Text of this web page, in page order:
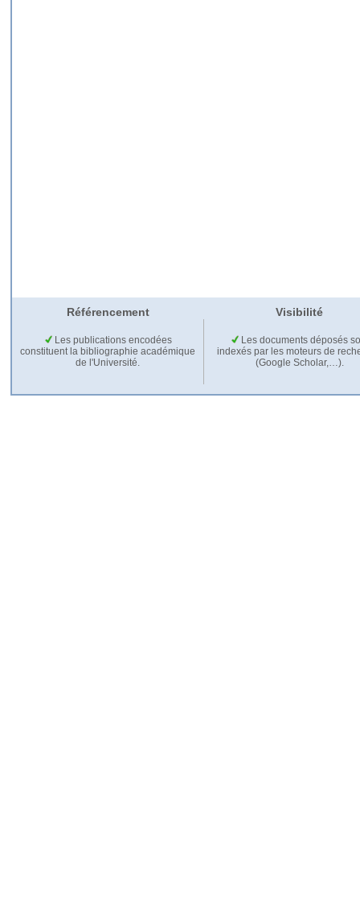
Référencement Visibilité
Les publications encodées
constituent la bibliographie académique
de l'Université.
Les documents déposés
indexés par les moteurs de
(Google Scholar,…).